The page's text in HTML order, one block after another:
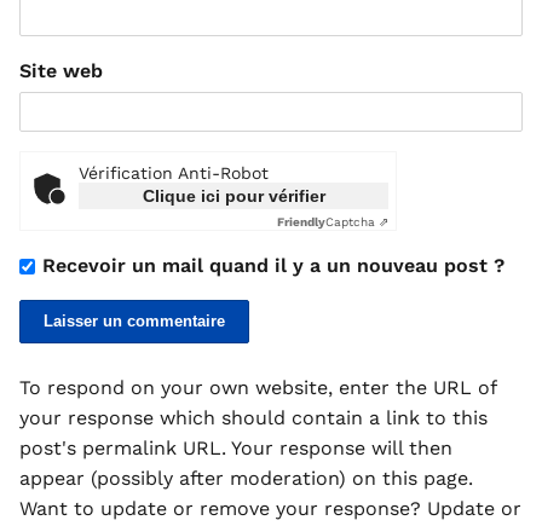
Site web
Vérification Anti-Robot
Clique ici pour vérifier
FriendlyCaptcha ⇗
Recevoir un mail quand il y a un nouveau post ?
To respond on your own website, enter the URL of
your response which should contain a link to this
post's permalink URL. Your response will then
appear (possibly after moderation) on this page.
Want to update or remove your response? Update or